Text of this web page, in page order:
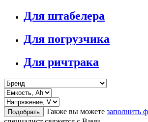
Для штабелера
Для погрузчика
Для ричтрака
Подобрать Также вы можете заполнить